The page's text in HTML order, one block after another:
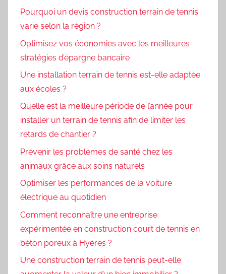
Pourquoi un devis construction terrain de tennis
varie selon la région ?
Optimisez vos économies avec les meilleures
stratégies d’épargne bancaire
Une installation terrain de tennis est-elle adaptée
aux écoles ?
Quelle est la meilleure période de l’année pour
installer un terrain de tennis afin de limiter les
retards de chantier ?
Prévenir les problèmes de santé chez les
animaux grâce aux soins naturels
Optimiser les performances de la voiture
électrique au quotidien
Comment reconnaître une entreprise
expérimentée en construction court de tennis en
béton poreux à Hyères ?
Une construction terrain de tennis peut-elle